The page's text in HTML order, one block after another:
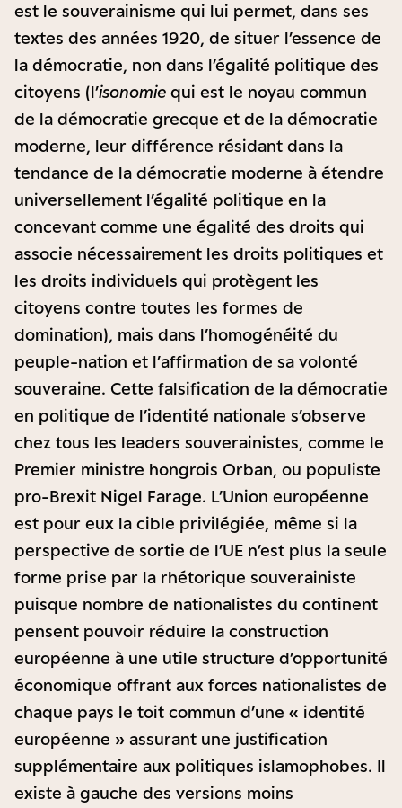
est le souverainisme qui lui permet, dans ses
textes des années 1920, de situer l’essence de
la démocratie, non dans l’égalité politique des
citoyens (l’isonomie qui est le noyau commun
de la démocratie grecque et de la démocratie
moderne, leur différence résidant dans la
tendance de la démocratie moderne à étendre
universellement l’égalité politique en la
concevant comme une égalité des droits qui
associe nécessairement les droits politiques et
les droits individuels qui protègent les
citoyens contre toutes les formes de
domination), mais dans l’homogénéité du
peuple-nation et l’affirmation de sa volonté
souveraine. Cette falsification de la démocratie
en politique de l’identité nationale s’observe
chez tous les leaders souverainistes, comme le
Premier ministre hongrois Orban, ou populiste
pro-Brexit Nigel Farage. L’Union européenne
est pour eux la cible privilégiée, même si la
perspective de sortie de l’UE n’est plus la seule
forme prise par la rhétorique souverainiste
puisque nombre de nationalistes du continent
pensent pouvoir réduire la construction
européenne à une utile structure d’opportunité
économique offrant aux forces nationalistes de
chaque pays le toit commun d’une « identité
européenne » assurant une justification
supplémentaire aux politiques islamophobes. Il
existe à gauche des versions moins